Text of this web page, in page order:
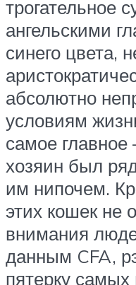
трогательное
ангельскими
синего цвета,
абсолютно
условиям
самое
хозяин был
им нипочем.
этих кошек не
внимания
данным CFA,
пятерку